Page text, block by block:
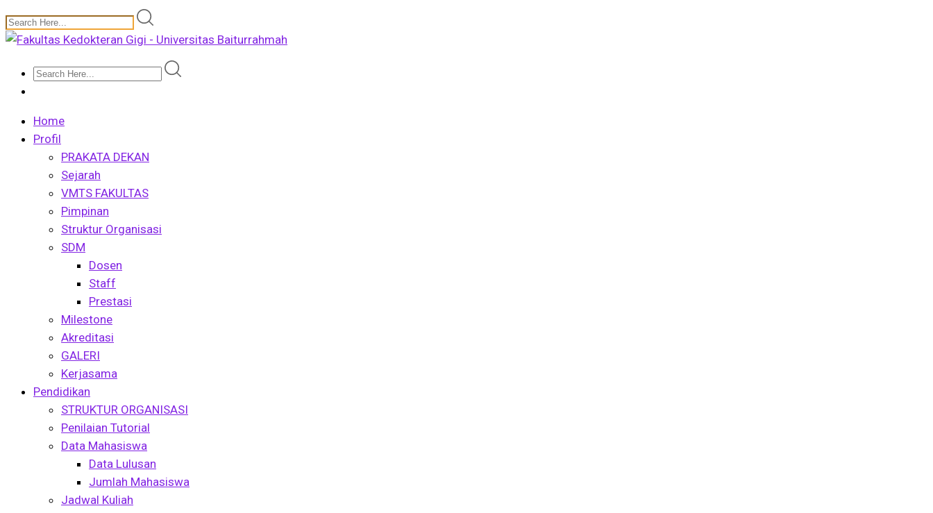
Home
Profil
PRAKATA DEKAN
Sejarah
VMTS FAKULTAS
Pimpinan
Struktur Organisasi
SDM
Dosen
Staff
Prestasi
Milestone
Akreditasi
GALERI
Kerjasama
Pendidikan
STRUKTUR ORGANISASI
Penilaian Tutorial
Data Mahasiswa
Data Lulusan
Jumlah Mahasiswa
Jadwal Kuliah